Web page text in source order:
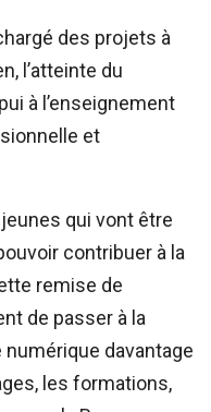
des projets à
l’atteinte du
à l’enseignement
et
qui vont être
contribuer à la
remise de
de passer à la
davantage
les formations,